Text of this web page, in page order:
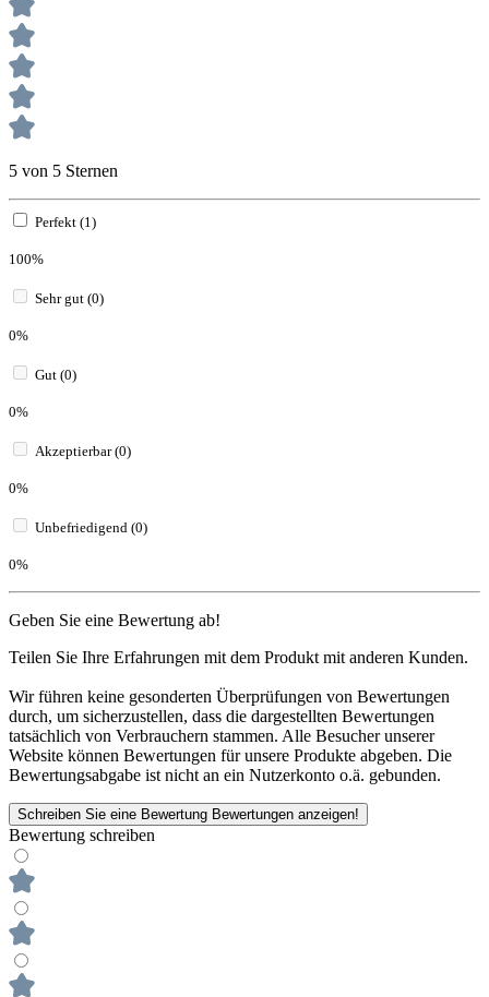
5 von 5 Sternen
Perfekt (1)
100%
Sehr gut (0)
0%
Gut (0)
0%
Akzeptierbar (0)
0%
Unbefriedigend (0)
0%
Geben Sie eine Bewertung ab!
Teilen Sie Ihre Erfahrungen mit dem Produkt mit anderen Kunden.
Wir führen keine gesonderten Überprüfungen von Bewertungen
durch, um sicherzustellen, dass die dargestellten Bewertungen
tatsächlich von Verbrauchern stammen. Alle Besucher unserer
Website können Bewertungen für unsere Produkte abgeben. Die
Bewertungsabgabe ist nicht an ein Nutzerkonto o.ä. gebunden.
Schreiben Sie eine Bewertung Bewertungen anzeigen!
Bewertung schreiben